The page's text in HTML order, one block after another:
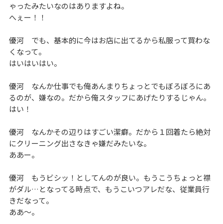
ゃったみたいなのはありますよね。
へぇー！！
優河 でも、基本的に今はお店に出てるから私服って買わな
くなって。
はいはいはい。
優河 なんか仕事でも俺あんまりちょっとでもぼろぼろにあ
るのが、嫌なの。だから俺スタッフにあげたりするじゃん。
はい！
優河 なんかその辺りはすごい潔癖。だから１回着たら絶対
にクリーニング出さなきゃ嫌だみたいな。
ああー。
優河 もうビシッ！としてんのが良い。もうこうちょっと襟
がダル…となってる時点で、もうこいつアレだな、従業員行
きだなって。
ああ～。